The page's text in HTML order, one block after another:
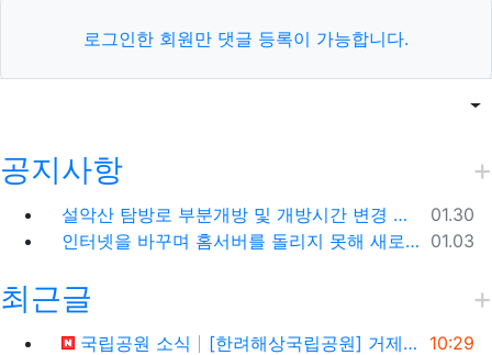
로그인한 회원만 댓글 등록이 가능합니다.
목록게
공지사항
등록일
01.30
설악산 탐방로 부분개방 및 개방시간 변경 안내(1.26.(금), 04:00 기준)
등록일
01.03
인터넷을 바꾸며 홈서버를 돌리지 못해 새로 시작합니다.
최근글
등록일
10:29
국립공원 소식
[한려해상국립공원] 거제도 신선대, 바람의 언덕(사유지), 우제봉 전망대, 거제도 여행코스